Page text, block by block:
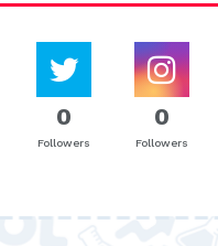
0
Followers
0
Followers